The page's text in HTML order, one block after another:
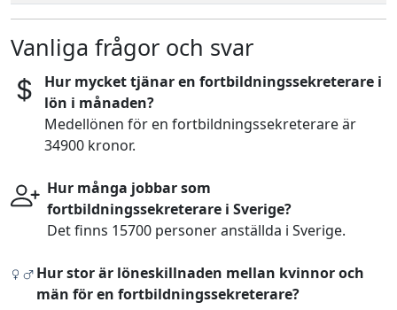
Vanliga frågor och svar
Hur mycket tjänar en fortbildningssekreterare i
lön i månaden?
Medellönen för en fortbildningssekreterare är
34900 kronor.
Hur många jobbar som
fortbildningssekreterare i Sverige?
Det finns 15700 personer anställda i Sverige.
Hur stor är löneskillnaden mellan kvinnor och
män för en fortbildningssekreterare?